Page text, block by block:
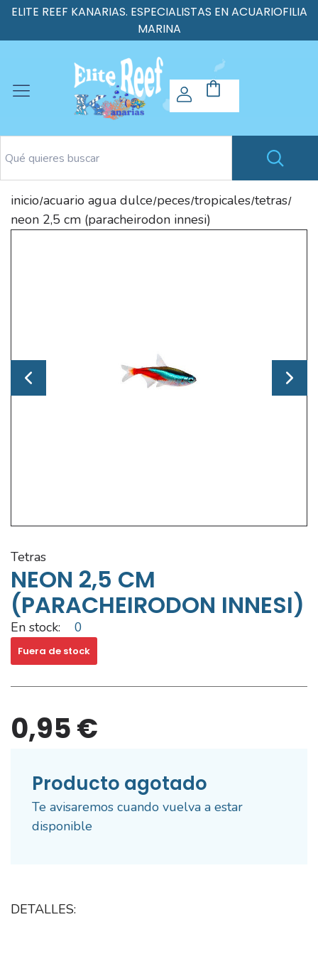
ELITE REEF KANARIAS. ESPECIALISTAS EN ACUARIOFILIA
MARINA
inicio/acuario agua dulce/peces/tropicales/tetras/
neon 2,5 cm (paracheirodon innesi)
tetras
NEON 2,5 CM
(PARACHEIRODON INNESI)
En stock: 0
Fuera de stock
0,95 €
Producto agotado
Te avisaremos cuando vuelva a estar
disponible
DETALLES: